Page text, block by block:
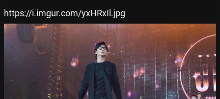
https://i.imgur.com/yxHRxIl.jpg